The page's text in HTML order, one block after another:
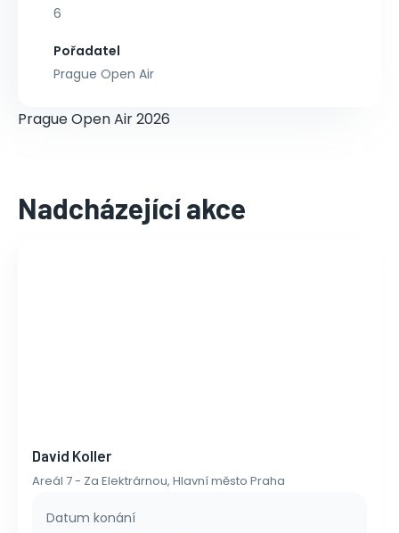
6
Pořadatel
Prague Open Air
Prague Open Air 2026
Nadcházející akce
David Koller
Areál 7 - Za Elektrárnou, Hlavní město Praha
Datum konání